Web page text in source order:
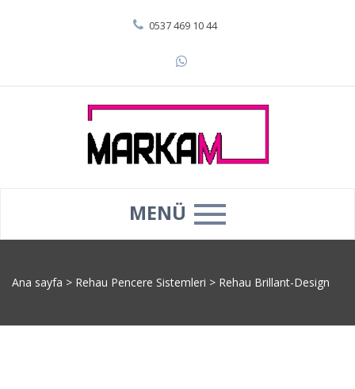
0537 469 10 44
MENÜ
Ana sayfa > Rehau Pencere Sistemleri > Rehau Brillant-Design